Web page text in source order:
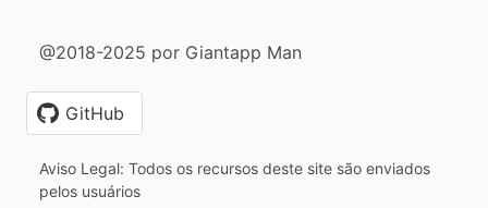
@2018-2025 por Giantapp Man
GitHub
Aviso Legal: Todos os recursos deste site são enviados
pelos usuários